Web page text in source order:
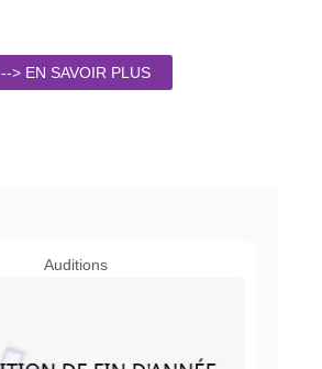
--> EN SAVOIR PLUS
Auditions